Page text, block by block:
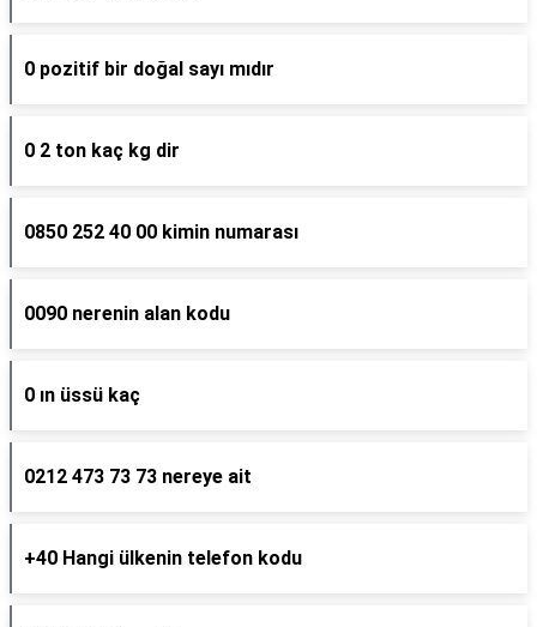
0 pozitif bir doğal sayı mıdır
0 2 ton kaç kg dir
0850 252 40 00 kimin numarası
0090 nerenin alan kodu
0 ın üssü kaç
0212 473 73 73 nereye ait
+40 Hangi ülkenin telefon kodu